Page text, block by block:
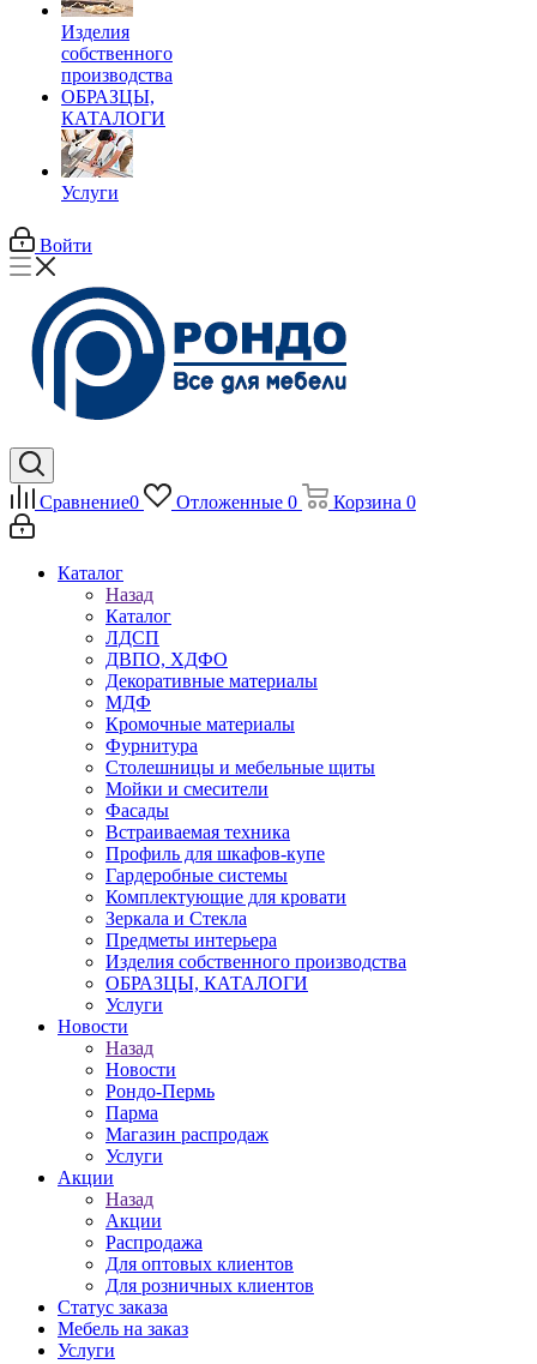
Изделия
собственного
производства
ОБРАЗЦЫ,
КАТАЛОГИ
Услуги
Войти
Сравнение0 Отложенные 0 Корзина 0
Каталог
Назад
Каталог
ЛДСП
ДВПО, ХДФО
Декоративные материалы
МДФ
Кромочные материалы
Фурнитура
Столешницы и мебельные щиты
Мойки и смесители
Фасады
Встраиваемая техника
Профиль для шкафов-купе
Гардеробные системы
Комплектующие для кровати
Зеркала и Стекла
Предметы интерьера
Изделия собственного производства
ОБРАЗЦЫ, КАТАЛОГИ
Услуги
Новости
Назад
Новости
Рондо-Пермь
Парма
Магазин распродаж
Услуги
Акции
Назад
Акции
Распродажа
Для оптовых клиентов
Для розничных клиентов
Статус заказа
Мебель на заказ
Услуги